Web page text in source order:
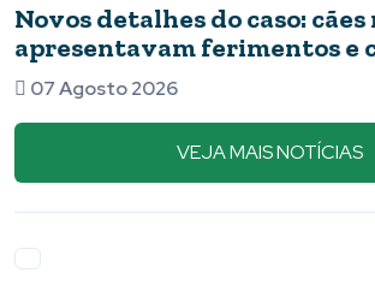
Novos detalhes do caso:
apresentavam ferimentos e
barata
07 Agosto 2026
VEJA MAIS NOTÍCIAS